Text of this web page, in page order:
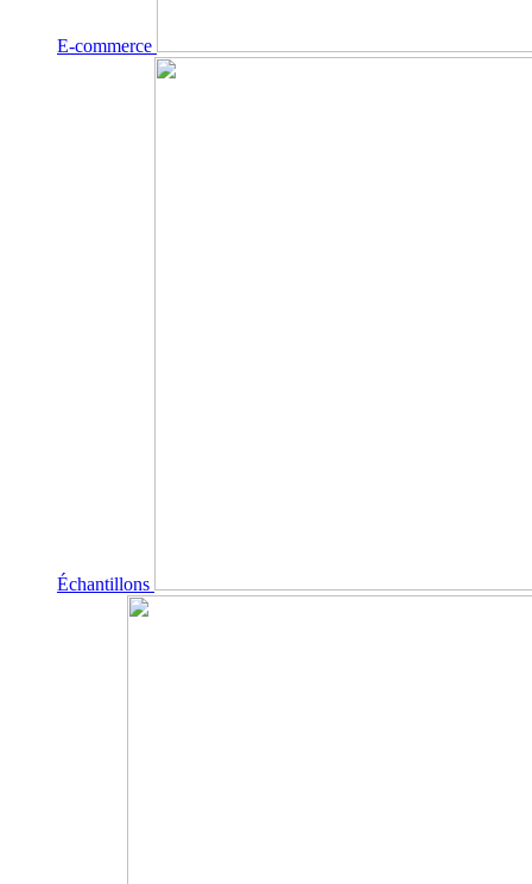
E-commerce
Échantillons